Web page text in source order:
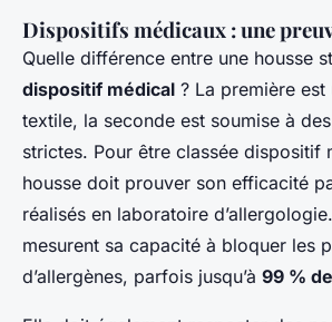
Dispositifs médicaux : une
Quelle différence entre une housse
dispositif médical ? La première
textile, la seconde est soumise à
strictes. Pour être classée dispositif
housse doit prouver son efficacité
réalisés en laboratoire
mesurent sa capacité à bloquer les
d’allergènes, parfois jusqu’à 99 %